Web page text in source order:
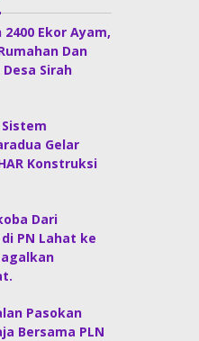
Ekor Ayam,
Dan
Sirah
Gelar
Konstruksi
Dari
PN Lahat ke
Pasokan
Bersama PLN